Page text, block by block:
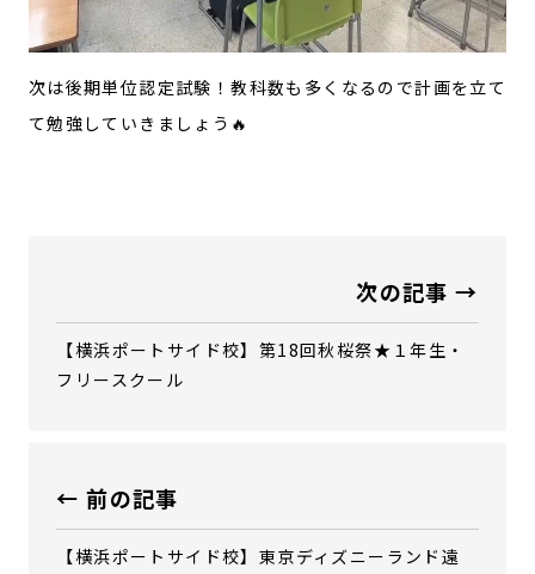
次は後期単位認定試験！教科数も多くなるので計画を立て
て勉強していきましょう🔥
次の記事 →
【横浜ポートサイド校】第18回秋桜祭★１年生・
フリースクール
← 前の記事
【横浜ポートサイド校】東京ディズニーランド遠